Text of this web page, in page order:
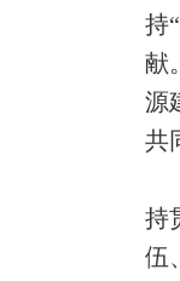
持
献
源
共
持
伍